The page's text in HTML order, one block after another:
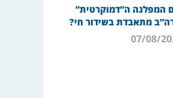
המפלגה ה”דמוקרטית”
מתאבדת בשידור חי?